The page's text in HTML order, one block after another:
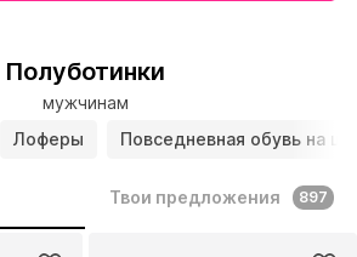
Полуботинки
мужчинам
Лоферы Повседневная обувь на
Твои предложения 897